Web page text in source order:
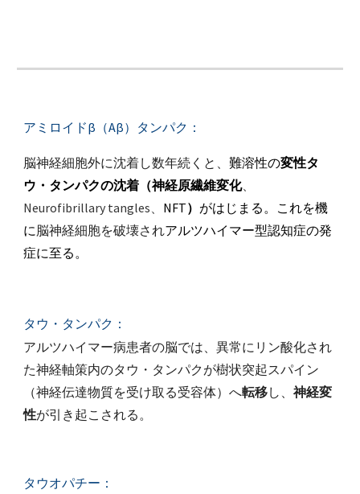
アミロイドβ（Aβ）タンパク：
脳神経細胞外に沈着し数年続くと、難溶性の変性タ
ウ・タンパクの沈着（神経原繊維変化、
Neurofibrillary tangles、 NFT） がはじまる。これを機
に脳神経細胞を破壊されアルツハイマー型認知症の発
症に至る。
タウ・タンパク：
アルツハイマー病患者の脳では、異常にリン酸化され
た神経軸策内のタウ・タンパクが樹状突起スパイン
（神経伝達物質を受け取る受容体）へ転移し、神経変
性が引き起こされる。
タウオパチー：